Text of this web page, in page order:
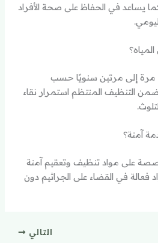
يساعد في الحفاظ على صحة الأفراد
مرة إلى مرتين سنويًا حسب
التنظيف المنتظم استمرار نقاء
آمنة؟
على مواد تنظيف وتعقيم آمنة
في القضاء على الجراثيم دون
التالي